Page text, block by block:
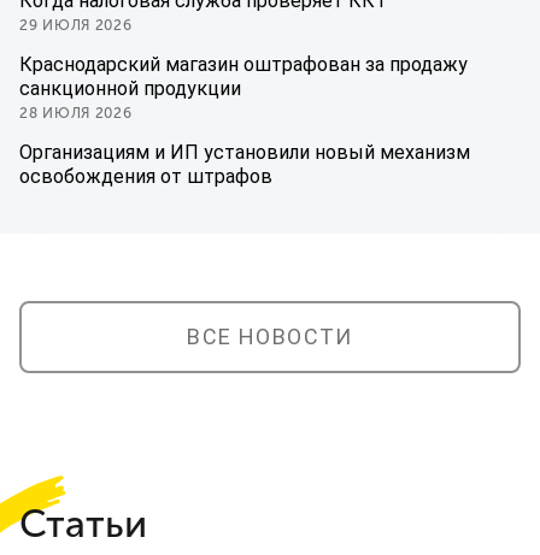
29 ИЮЛЯ 2026
Краснодарский магазин оштрафован за продажу
санкционной продукции
28 ИЮЛЯ 2026
Организациям и ИП установили новый механизм
освобождения от штрафов
ВСЕ НОВОСТИ
Статьи